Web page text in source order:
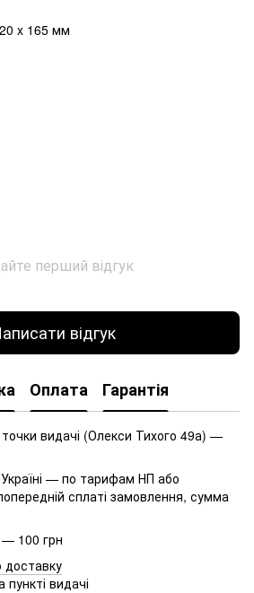
x 165 мм
перший відгук
відгук
Оплата Гарантія
видачі (Олекси Тихого 49а) —
— по тарифам НП або
сплаті замовлення, сумма
100 грн
доставку
видачі